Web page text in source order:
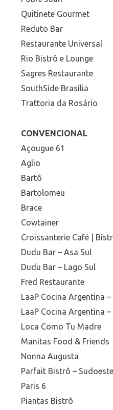
Quitinete Gourmet
Reduto Bar
Restaurante Universal
Rio Bistrô e Lounge
Sagres Restaurante
SouthSide Brasília
Trattoria da Rosário
CONVENCIONAL
Açougue 61
Aglio
Bartô
Bartolomeu
Brace
Cowtainer
Croissanterie Café |
Dudu Bar – Asa Sul
Dudu Bar – Lago Sul
Fred Restaurante
LaaP Cocina Argentina
LaaP Cocina Argentina –
Loca Como Tu Madre
Manitas Food & Friends
Nonna Augusta
Parfait Bistrô – Sudoeste
Paris 6
Piantas Bistrô